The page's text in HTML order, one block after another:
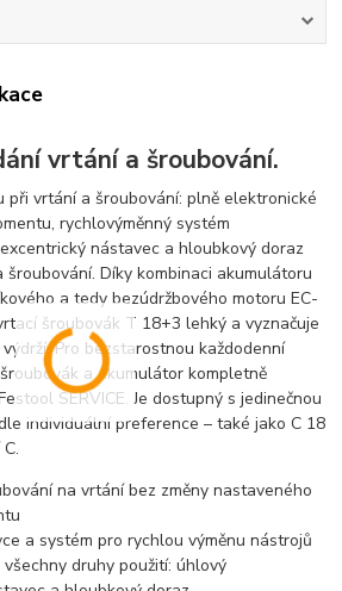
vrtání a šroubování.
vrtání a šroubování: plně elektronické
rychlovýměnný systém
nástavec a hloubkový doraz
Díky kombinaci akumulátoru
a tedy bezúdržbového motoru EC-
šroubovák T 18+3 lehký a vyznačuje
Pro bezstarostnou každodenní
a akumulátor kompletně
SERVICE. Je dostupný s jedinečnou
individuální preference – také jako C 18
na vrtání bez změny nastaveného
a systém pro rychlou výměnu nástrojů
všechny druhy použití: úhlový